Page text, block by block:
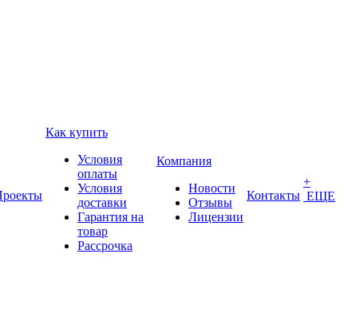
Как купить
Условия
оплаты
Условия
доставки
Гарантия на
товар
Рассрочка
Компания
Новости
Отзывы
Лицензии
Контакты
+
ЕЩЕ